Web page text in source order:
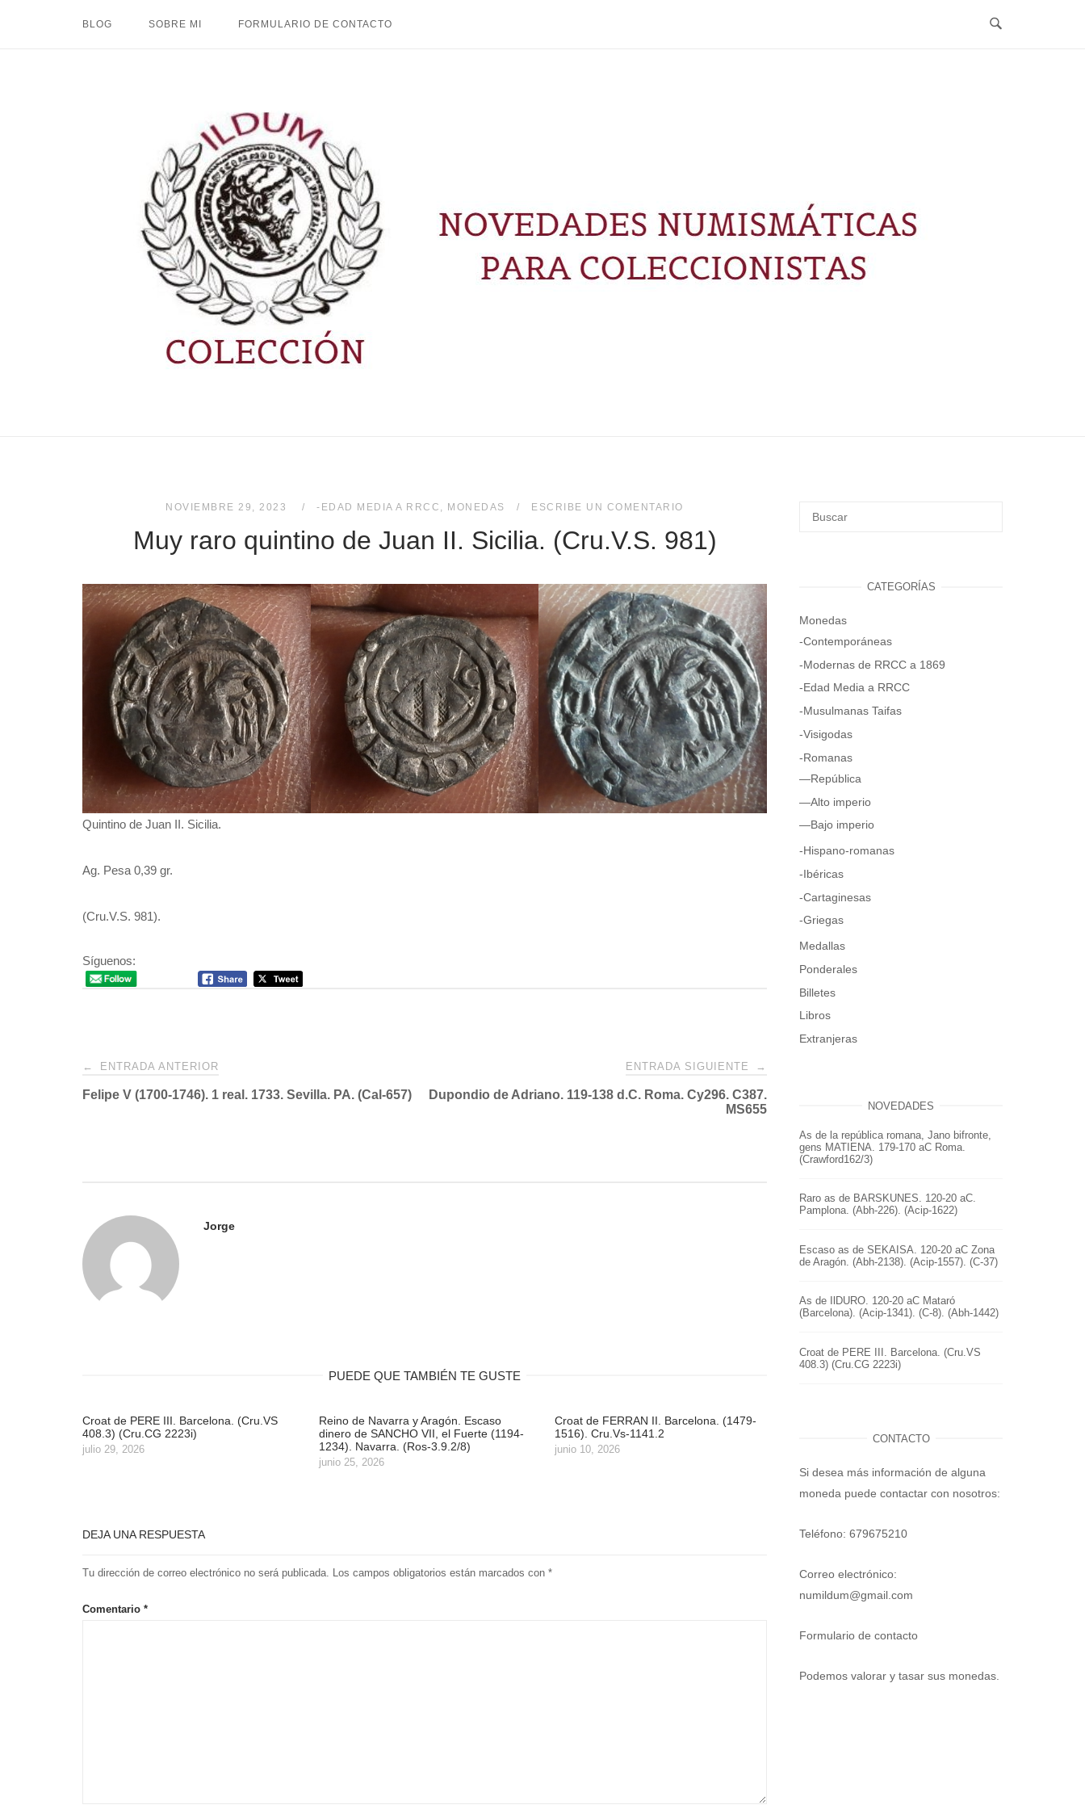
BLOG SOBRE MI FORMULARIO DE CONTACTO
NOVIEMBRE 29, 2023 -EDAD MEDIA A RRCC , MONEDAS ESCRIBE UN COMENTARIO
Muy raro quintino de Juan II. Sicilia. (Cru.V.S. 981)
Quintino de Juan II. Sicilia.
Ag. Pesa 0,39 gr.
(Cru.V.S. 981).
Síguenos:
Navegación
de
← ENTRADA ANTERIOR
Felipe V (1700-1746). 1 real. 1733. Sevilla. PA. (Cal-657)
ENTRADA SIGUIENTE →
Dupondio de Adriano. 119-138 d.C. Roma. Cy296. C387.
MS655
Jorge
PUEDE QUE TAMBIÉN TE GUSTE
Croat de PERE III. Barcelona. (Cru.VS
408.3) (Cru.CG 2223i)
julio 29, 2026
Reino de Navarra y Aragón. Escaso
dinero de SANCHO VII, el Fuerte (1194-
1234). Navarra. (Ros-3.9.2/8)
junio 25, 2026
Croat de FERRAN II. Barcelona. (1479-
1516). Cru.Vs-1141.2
junio 10, 2026
DEJA UNA RESPUESTA
Tu dirección de correo electrónico no será publicada. Los campos obligatorios están marcados con *
Comentario *
CATEGORÍAS
Monedas
-Contemporáneas
-Modernas de RRCC a 1869
-Edad Media a RRCC
-Musulmanas Taifas
-Visigodas
-Romanas
—República
—Alto imperio
—Bajo imperio
-Hispano-romanas
-Ibéricas
-Cartaginesas
-Griegas
Medallas
Ponderales
Billetes
Libros
Extranjeras
NOVEDADES
As de la república romana, Jano bifronte,
gens MATIENA. 179-170 aC Roma.
(Crawford162/3)
Raro as de BARSKUNES. 120-20 aC.
Pamplona. (Abh-226). (Acip-1622)
Escaso as de SEKAISA. 120-20 aC Zona
de Aragón. (Abh-2138). (Acip-1557). (C-37)
As de IlDURO. 120-20 aC Mataró
(Barcelona). (Acip-1341). (C-8). (Abh-1442)
Croat de PERE III. Barcelona. (Cru.VS
408.3) (Cru.CG 2223i)
CONTACTO
Si desea más información de alguna
moneda puede contactar con nosotros:
Teléfono: 679675210
Correo electrónico:
numildum@gmail.com
Formulario de contacto
Podemos valorar y tasar sus monedas.